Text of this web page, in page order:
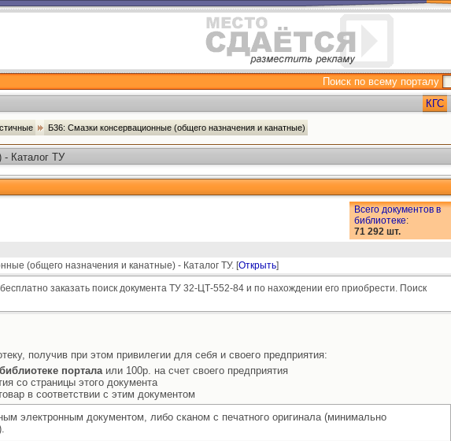
Поиск по всему порталу
КГС
Б36: Смазки консервационные (общего назначения и канатные)
- Каталог ТУ
Всего документов в
библиотеке:
71 292 шт.
(общего назначения и канатные) - Каталог ТУ. [Открыть]
заказать поиск документа ТУ 32-ЦТ-552-84 и по нахождении его приобрести. Поиск
получив при этом привилегии для себя и своего предприятия:
порталаили 100р. на счет своего предприятия
со страницы этого документа
в соответствии с этим документом
электронным документом, либо сканом с печатного оригинала (минимально